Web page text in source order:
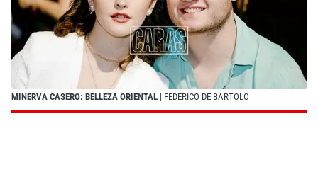
MINERVA CASERO: BELLEZA ORIENTAL | FEDERICO DE BARTOLO